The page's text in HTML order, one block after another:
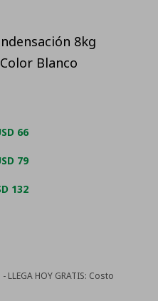
8kg
Blanco
132
66
79
HOY GRATIS: Costo